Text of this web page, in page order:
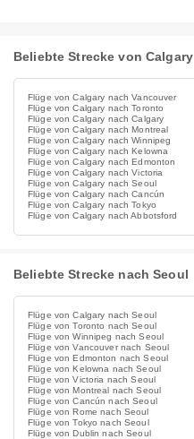
Beliebte Strecke von Calgary
Flüge von Calgary nach Vancouver
Flüge von Calgary nach Toronto
Flüge von Calgary nach Calgary
Flüge von Calgary nach Montreal
Flüge von Calgary nach Winnipeg
Flüge von Calgary nach Kelowna
Flüge von Calgary nach Edmonton
Flüge von Calgary nach Victoria
Flüge von Calgary nach Seoul
Flüge von Calgary nach Cancún
Flüge von Calgary nach Tokyo
Flüge von Calgary nach Abbotsford
Beliebte Strecke nach Seoul
Flüge von Calgary nach Seoul
Flüge von Toronto nach Seoul
Flüge von Winnipeg nach Seoul
Flüge von Vancouver nach Seoul
Flüge von Edmonton nach Seoul
Flüge von Kelowna nach Seoul
Flüge von Victoria nach Seoul
Flüge von Montreal nach Seoul
Flüge von Cancún nach Seoul
Flüge von Rome nach Seoul
Flüge von Tokyo nach Seoul
Flüge von Dublin nach Seoul